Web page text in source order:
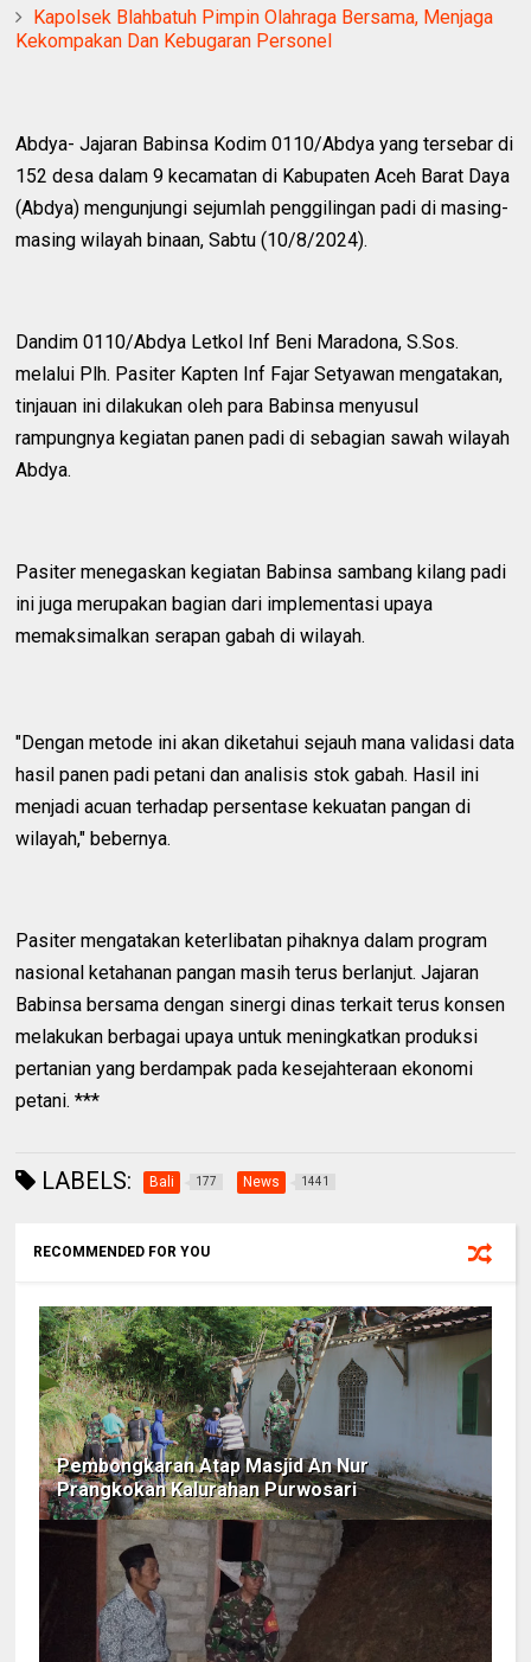
Kapolsek Blahbatuh Pimpin Olahraga Bersama, Menjaga
Kekompakan Dan Kebugaran Personel
Abdya- Jajaran Babinsa Kodim 0110/Abdya yang tersebar di
152 desa dalam 9 kecamatan di Kabupaten Aceh Barat Daya
(Abdya) mengunjungi sejumlah penggilingan padi di masing-
masing wilayah binaan, Sabtu (10/8/2024).
Dandim 0110/Abdya Letkol Inf Beni Maradona, S.Sos.
melalui Plh. Pasiter Kapten Inf Fajar Setyawan mengatakan,
tinjauan ini dilakukan oleh para Babinsa menyusul
rampungnya kegiatan panen padi di sebagian sawah wilayah
Abdya.
Pasiter menegaskan kegiatan Babinsa sambang kilang padi
ini juga merupakan bagian dari implementasi upaya
memaksimalkan serapan gabah di wilayah.
"Dengan metode ini akan diketahui sejauh mana validasi data
hasil panen padi petani dan analisis stok gabah. Hasil ini
menjadi acuan terhadap persentase kekuatan pangan di
wilayah," bebernya.
Pasiter mengatakan keterlibatan pihaknya dalam program
nasional ketahanan pangan masih terus berlanjut. Jajaran
Babinsa bersama dengan sinergi dinas terkait terus konsen
melakukan berbagai upaya untuk meningkatkan produksi
pertanian yang berdampak pada kesejahteraan ekonomi
petani. ***
LABELS: Bali 177 News 1441
RECOMMENDED FOR YOU
Pembongkaran Atap Masjid An Nur
Prangkokan Kalurahan Purwosari